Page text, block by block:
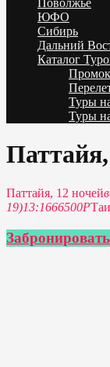
Поволжье
ЮФО
Сибирь
Дальний
Каталог
Туры
Туры
Паттайя, 12 ночей
19)13:1666500Р
Забронировать